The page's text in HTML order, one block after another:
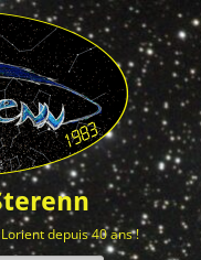
depuis 40 ans !